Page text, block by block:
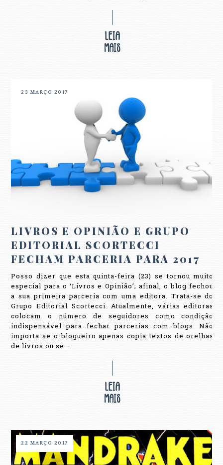
23 MARÇO 2017
LIVROS E OPINIÃO E GRUPO
EDITORIAL SCORTECCI
FECHAM PARCERIA PARA 2017
Posso dizer que esta quinta-feira (23) se tornou muito
especial para o ‘Livros e Opinião’; afinal, o blog fechou
a sua primeira parceria com uma editora. Trata-se do
Grupo Editorial Scortecci. Atualmente, várias editoras
colocam o número de seguidores como condição
indispensável para fechar parcerias com blogs. Não
importa se o blogueiro apenas copia textos de orelhas
de livros ou se...
22 MARÇO 2017